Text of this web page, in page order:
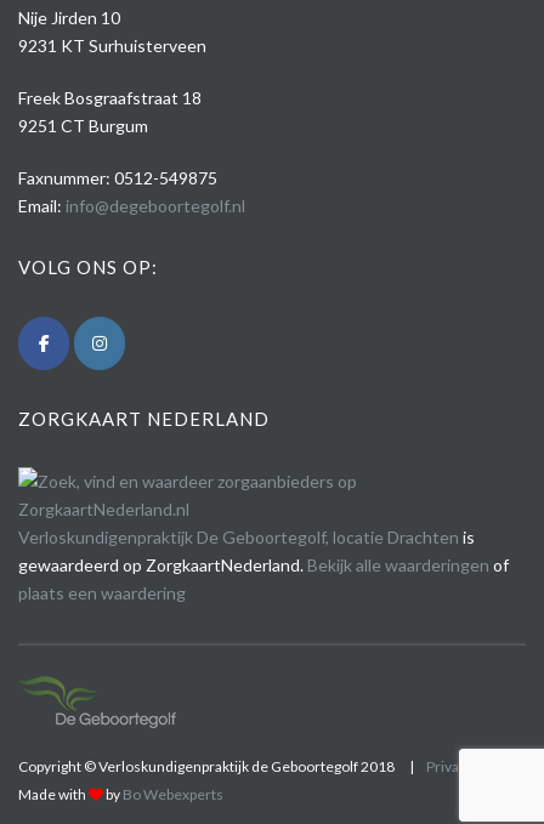
Nije Jirden 10
9231 KT Surhuisterveen
Freek Bosgraafstraat 18
9251 CT Burgum
Faxnummer: 0512-549875
Email: info@degeboortegolf.nl
VOLG ONS OP:
ZORGKAART NEDERLAND
Verloskundigenpraktijk De Geboortegolf, locatie Drachten is
gewaardeerd op ZorgkaartNederland. Bekijk alle waarderingen of
plaats een waardering
Copyright © Verloskundigenpraktijk de Geboortegolf 2018 |
Privacy Policy
Made with
by Bo Webexperts